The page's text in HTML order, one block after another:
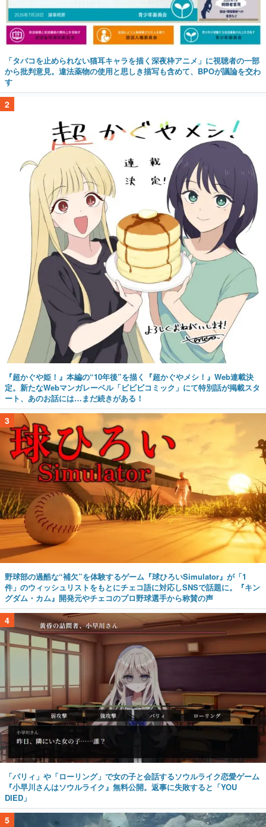
「タバコを止められない猫耳キャラを描く深夜枠アニメ」に視聴者の一部
から批判意見。違法薬物の使用と思しき描写も含めて、BPOが議論を交わ
す
2
『超かぐや姫！』本編の“10年後”を描く『超かぐやメシ！』Web連載決
定。新たなWebマンガレーベル「ビビビコミック」にて特別話が掲載スタ
ート、あのお話には…まだ続きがある！
3
野球部の過酷な“補欠”を体験するゲーム『球ひろいSimulator』が「1
件」のウィッシュリストをもとにチェコ語に対応しSNSで話題に。『キン
グダム・カム』開発元やチェコのプロ野球選手から称賛の声
4
「パリィ」や「ローリング」で女の子と会話するソウルライク恋愛ゲーム
『小早川さんはソウルライク』無料公開。返事に失敗すると「YOU
DIED」
5